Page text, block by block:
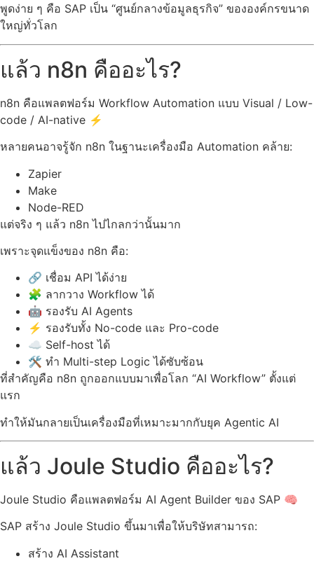
พูดง่าย ๆ คือ SAP เป็น “ศูนย์กลางข้อมูลธุรกิจ” ขององค์กรขนาด
ใหญ่ทั่วโลก
แล้ว n8n คืออะไร?
n8n คือแพลตฟอร์ม Workflow Automation แบบ Visual / Low-
code / AI-native ⚡
หลายคนอาจรู้จัก n8n ในฐานะเครื่องมือ Automation คล้าย:
Zapier
Make
Node-RED
แต่จริง ๆ แล้ว n8n ไปไกลกว่านั้นมาก
เพราะจุดแข็งของ n8n คือ:
🔗 เชื่อม API ได้ง่าย
🧩 ลากวาง Workflow ได้
🤖 รองรับ AI Agents
⚡ รองรับทั้ง No-code และ Pro-code
☁️ Self-host ได้
🛠️ ทำ Multi-step Logic ได้ซับซ้อน
ที่สำคัญคือ n8n ถูกออกแบบมาเพื่อโลก “AI Workflow” ตั้งแต่
แรก
ทำให้มันกลายเป็นเครื่องมือที่เหมาะมากกับยุค Agentic AI
แล้ว Joule Studio คืออะไร?
Joule Studio คือแพลตฟอร์ม AI Agent Builder ของ SAP 🧠
SAP สร้าง Joule Studio ขึ้นมาเพื่อให้บริษัทสามารถ:
สร้าง AI Assistant